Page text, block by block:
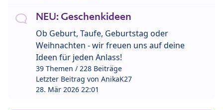
NEU: Geschenkideen
Ob Geburt, Taufe, Geburtstag oder
Weihnachten - wir freuen uns auf deine
Ideen für jeden Anlass!
39 Themen / 228 Beiträge
Letzter Beitrag von AnikaK27
28. Mär 2026 22:01